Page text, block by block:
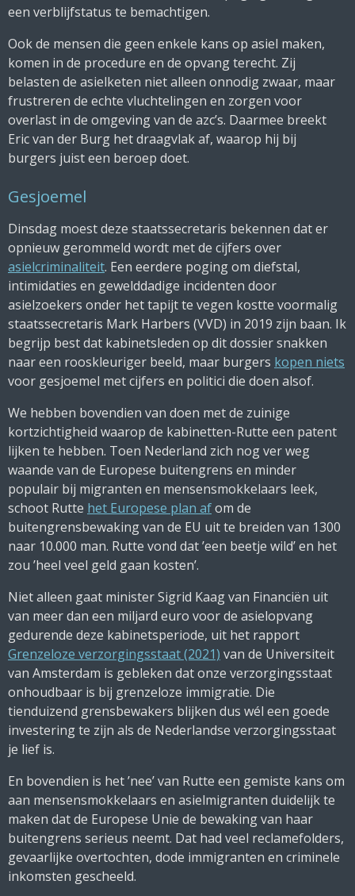
een verblijfstatus te bemachtigen.
Ook de mensen die geen enkele kans op asiel maken,
komen in de procedure en de opvang terecht. Zij
belasten de asielketen niet alleen onnodig zwaar, maar
frustreren de echte vluchtelingen en zorgen voor
overlast in de omgeving van de azc’s. Daarmee breekt
Eric van der Burg het draagvlak af, waarop hij bij
burgers juist een beroep doet.
Gesjoemel
Dinsdag moest deze staatssecretaris bekennen dat er
opnieuw gerommeld wordt met de cijfers over
asielcriminaliteit. Een eerdere poging om diefstal,
intimidaties en gewelddadige incidenten door
asielzoekers onder het tapijt te vegen kostte voormalig
staatssecretaris Mark Harbers (VVD) in 2019 zijn baan. Ik
begrijp best dat kabinetsleden op dit dossier snakken
naar een rooskleuriger beeld, maar burgers kopen niets
voor gesjoemel met cijfers en politici die doen alsof.
We hebben bovendien van doen met de zuinige
kortzichtigheid waarop de kabinetten-Rutte een patent
lijken te hebben. Toen Nederland zich nog ver weg
waande van de Europese buitengrens en minder
populair bij migranten en mensensmokkelaars leek,
schoot Rutte het Europese plan afom de
buitengrensbewaking van de EU uit te breiden van 1300
naar 10.000 man. Rutte vond dat ’een beetje wild’ en het
zou ’heel veel geld gaan kosten’.
Niet alleen gaat minister Sigrid Kaag van Financiën uit
van meer dan een miljard euro voor de asielopvang
gedurende deze kabinetsperiode, uit het rapport
Grenzeloze verzorgingsstaat (2021) van de Universiteit
van Amsterdam is gebleken dat onze verzorgingsstaat
onhoudbaar is bij grenzeloze immigratie. Die
tienduizend grensbewakers blijken dus wél een goede
investering te zijn als de Nederlandse verzorgingsstaat
je lief is.
En bovendien is het ’nee’ van Rutte een gemiste kans om
aan mensensmokkelaars en asielmigranten duidelijk te
maken dat de Europese Unie de bewaking van haar
buitengrens serieus neemt. Dat had veel reclamefolders,
gevaarlijke overtochten, dode immigranten en criminele
inkomsten gescheeld.